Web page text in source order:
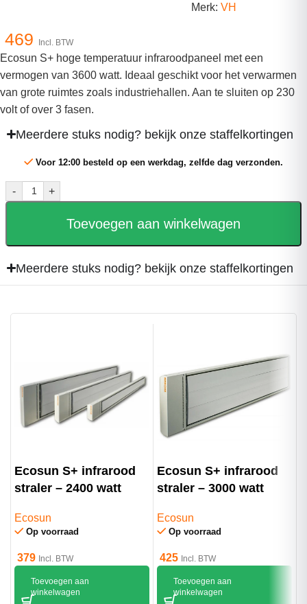
Merk: VH
469 Incl. BTW
Ecosun S+ hoge temperatuur infraroodpaneel met een
vermogen van 3600 watt. Ideaal geschikt voor het verwarmen
van grote ruimtes zoals industriehallen. Aan te sluiten op 230
volt of over 3 fasen.
Meerdere stuks nodig? bekijk onze staffelkortingen
Voor 12:00 besteld op een werkdag, zelfde dag verzonden.
- +
Toevoegen aan winkelwagen
Meerdere stuks nodig? bekijk onze staffelkortingen
Ecosun S+ infrarood
straler – 2400 watt
Ecosun
Op voorraad
379 Incl. BTW
Toevoegen aan
winkelwagen
Ecosun S+ infrarood
straler – 3000 watt
Ecosun
Op voorraad
425 Incl. BTW
Toevoegen aan
winkelwagen